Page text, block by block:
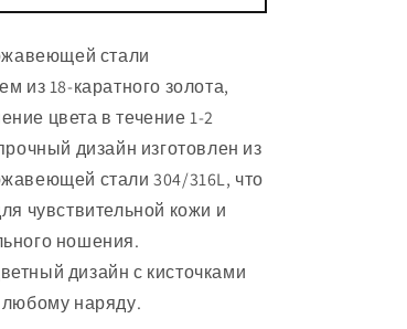
стали
из 18-каратного золота,
цвета в течение 1-2
дизайн изготовлен из
стали 304/316L, что
чувствительной кожи и
ношения.
дизайн с кисточками
наряду.